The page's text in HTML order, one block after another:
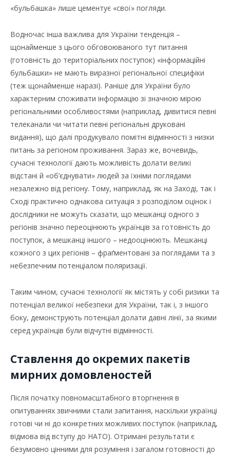
«бульбашка» лише цементує «свої» погляди.
Водночас інша важлива для України тенденція –
щонайменше з цього обговоюваного тут питання
(готовність до територіальних поступок) «інформаційні
бульбашки» не мають виразної регіональної специфіки
(теж щонайменше наразі). Раніше для України було
характерним споживати інформацію зі значною мірою
регіональними особливостями (наприклад, дивитися певні
телеканали чи читати певні регіональні друковані
видання), що далі продукувало помітні відмінності з низки
питань за регіоном проживання. Зараз же, вочевидь,
сучасні технології дають можливість долати великі
відстані й «об’єднувати» людей за їхніми поглядами
незалежно від регіону. Тому, наприклад, як на Заході, так і
Сході практично однакова ситуація з розподілом оцінок і
дослідники не можуть сказати, що мешканці одного з
регіонів значно переоцінюють українців за готовність до
поступок, а мешканці іншого – недооцінюють. Мешканці
кожного з цих регіонів – фраґментовані за поглядами та з
небезпечним потенціалом поляризації.
Таким чином, сучасні технології як містять у собі ризики та
потенціал великої небезпеки для України, так і, з іншого
боку, демонструють потенціал долати давні лінії, за якими
серед українців були відчутні відмінності.
Ставлення до окремих пакетів
мирних домовленостей
Після початку повномасштабного вторгнення в
опитуваннях звичними стали запитання, наскільки українці
готові чи ні до конкретних можливих поступок (наприклад,
відмова від вступу до НАТО). Отримані результати є
безумовно цінними для розуміння і загалом готовності до